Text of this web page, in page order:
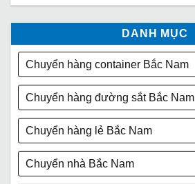
DANH MỤC
Chuyển hàng container Bắc Nam
Chuyển hàng đường sắt Bắc Nam
Chuyển hàng lẻ Bắc Nam
Chuyển nhà Bắc Nam